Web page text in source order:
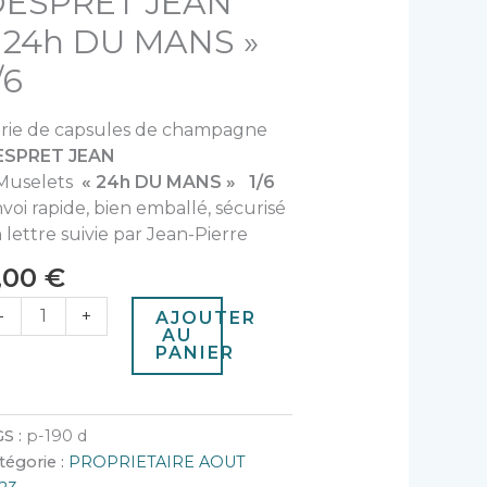
24h DU MANS »
de capsules de champagne
JEAN
« 24h DU MANS » 1/6
rapide, bien emballé, sécurisé
lettre suivie par Jean-Pierre
€
- +
AJOUTER
AU
PANIER
: p-190 d
: PROPRIETAIRE AOUT